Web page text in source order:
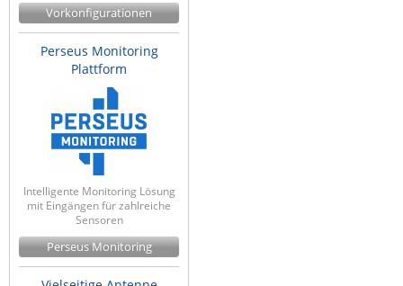
Vorkonfigurationen
Perseus Monitoring
Plattform
Intelligente Monitoring Lösung
mit Eingängen für zahlreiche
Sensoren
Perseus Monitoring